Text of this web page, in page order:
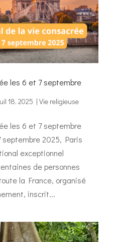
les 6 et 7 septembre
18, 2025 | Vie religieuse
les 6 et 7 septembre
2025, Paris
exceptionnel
de personnes
la France, organisé
inscrit...